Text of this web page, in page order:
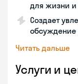
для жизни и
Создает
обсуждение
Читать дальше
Услуги и